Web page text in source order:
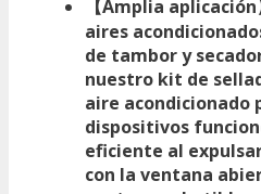
【Amplia
aires
de tambor y
nuestro kit de
aire acondicionado
dispositivos
eficiente al
con la ventana